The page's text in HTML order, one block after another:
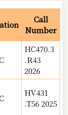
Call
Number
HC470.3
.R43
2026
HV431
.T56 2025